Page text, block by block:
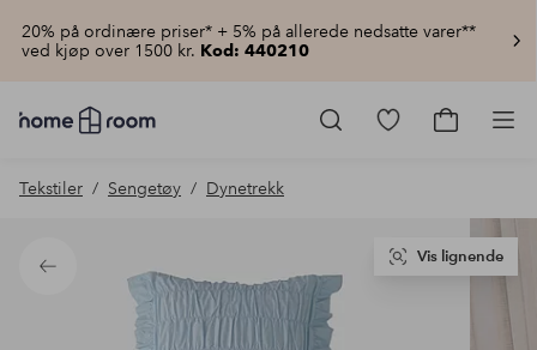
20% på ordinære priser* + 5% på allerede nedsatte varer**
ved kjøp over 1500 kr. Kod: 440210
Homeroom
–
hjemmet
pris
Gå
Gå
Tekstiler Sengetøy Dynetrekk
Tilbake
Vis lignende